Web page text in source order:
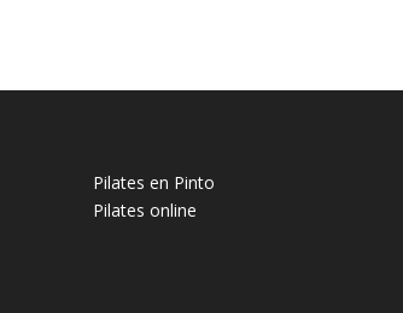
Pilates en Pinto
Pilates online